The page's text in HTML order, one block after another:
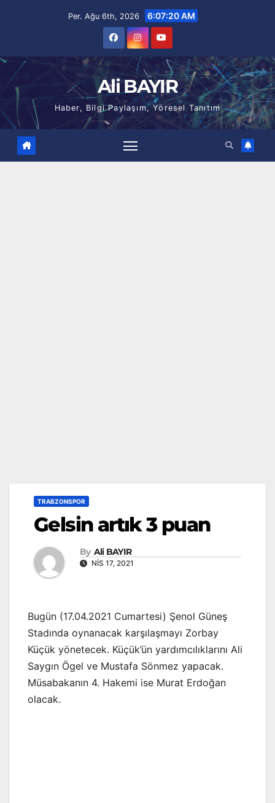
Per. Ağu 6th, 2026 6:07:21 AM
Ali BAYIR
Haber, Bilgi Paylaşım, Yöresel Tanıtım
TRABZONSPOR
Gelsin artık 3 puan
By Ali BAYIR
NIS 17, 2021
Bugün (17.04.2021 Cumartesi) Şenol Güneş
Stadında oynanacak karşılaşmayı Zorbay
Küçük yönetecek. Küçük’ün yardımcılıklarını Ali
Saygın Ögel ve Mustafa Sönmez yapacak.
Müsabakanın 4. Hakemi ise Murat Erdoğan
olacak.